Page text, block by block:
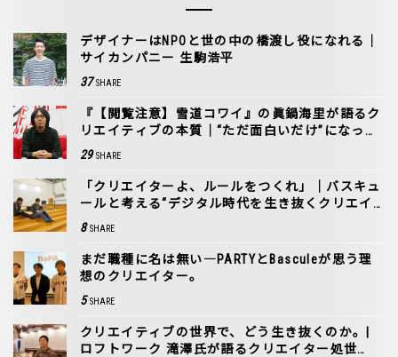
デザイナーはNPOと世の中の橋渡し役になれる｜
サイカンパニー 生駒浩平
37 SHARE
『【閲覧注意】雪道コワイ』の眞鍋海里が語るク
リエイティブの本質｜“ただ面白いだけ”になって
ない？
29 SHARE
「クリエイターよ、ルールをつくれ」｜バスキュ
ールと考える“デジタル時代を生き抜くクリエイ
ター”［1］
8 SHARE
まだ職種に名は無い―PARTYとBasculeが思う理
想のクリエイター。
5 SHARE
クリエイティブの世界で、どう生き抜くのか。|
ロフトワーク 滝澤氏が語るクリエイター処世